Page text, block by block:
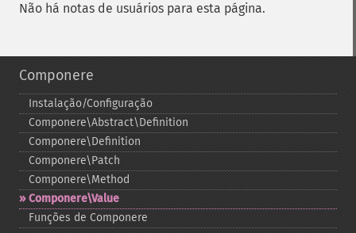
Não há notas de usuários para esta página.
Componere
Instalação/Configuração
Componere\Abstract\Definition
Componere\Definition
Componere\Patch
Componere\Method
Componere\Value
Funções de Componere